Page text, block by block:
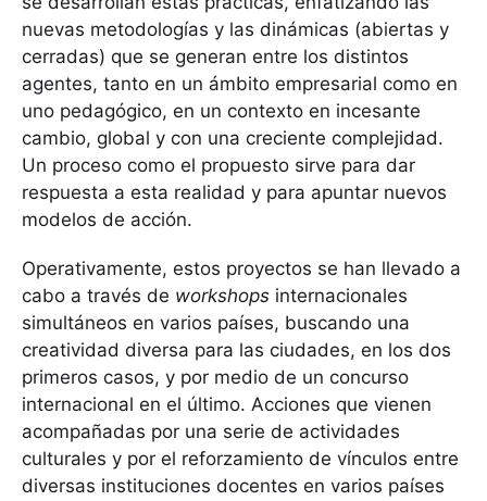
nuevas metodologías y las dinámicas (abiertas y
cerradas) que se generan entre los distintos
agentes, tanto en un ámbito empresarial como en
uno pedagógico, en un contexto en incesante
cambio, global y con una creciente complejidad.
Un proceso como el propuesto sirve para dar
respuesta a esta realidad y para apuntar nuevos
modelos de acción.
Operativamente, estos proyectos se han llevado a
cabo a través de workshops internacionales
simultáneos en varios países, buscando una
creatividad diversa para las ciudades, en los dos
primeros casos, y por medio de un concurso
internacional en el último. Acciones que vienen
acompañadas por una serie de actividades
culturales y por el reforzamiento de vínculos entre
diversas instituciones docentes en varios países